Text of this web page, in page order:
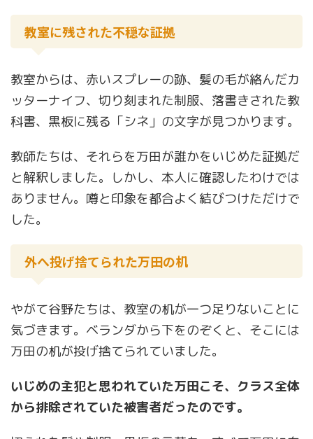
教室に残された不穏な証拠
教室からは、赤いスプレーの跡、髪の毛が絡んだカ
ッターナイフ、切り刻まれた制服、落書きされた教
科書、黒板に残る「シネ」の文字が見つかります。
教師たちは、それらを万田が誰かをいじめた証拠だ
と解釈しました。しかし、本人に確認したわけでは
ありません。噂と印象を都合よく結びつけただけで
した。
外へ投げ捨てられた万田の机
やがて谷野たちは、教室の机が一つ足りないことに
気づきます。ベランダから下をのぞくと、そこには
万田の机が投げ捨てられていました。
いじめの主犯と思われていた万田こそ、クラス全体
から排除されていた被害者だったのです。